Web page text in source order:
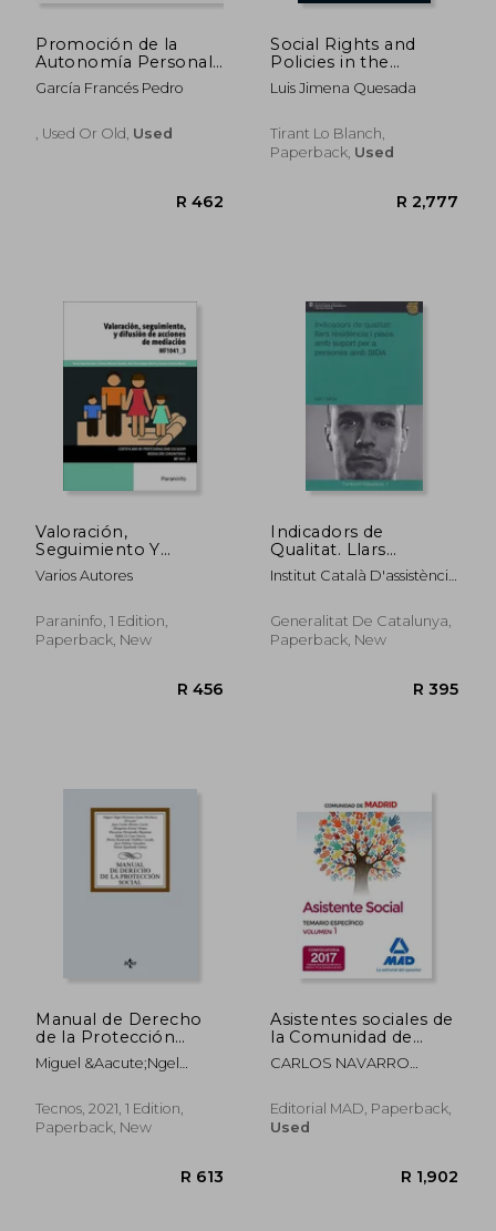
R 1,087
Promoción de la
Autonomía Personal
y Atención a la
Dependencia
Voluntariado a Través
García Francés Pedro
, Used Or Old, Used
Social Rights and
Policies in the
European Union new
Challenges in a
Crisis (Legal Studies)
Luis Jimena Quesada
Tirant Lo Blanch,
Paperback, Used
Valoración,
Seguimiento Y
Difusión De Acciones
De Mediación (Cp -
Profesionalidad)
Varios Autores
Paraninfo, 1 Edition,
Paperback, New
Indicadors de
Qualitat. Llars
Residència i Pisos
amb Suport per a
(in Catalan)
Institut Català D'assistència
Generalitat De Catalunya,
Paperback, New
Manual de Derecho
de la Protección
Social
Miguel &Aacute;Ngel
Gij&Oacute;N Machuca;
Margarita Arenas Viruez;
Juan Carlos
Tecnos, 2021, 1 Edition,
Paperback, New
Asistentes sociales de
la Comunidad de
Madrid Temario
especifico volumen 1
CARLOS NAVARRO
Editorial MAD, Paperback,
Used